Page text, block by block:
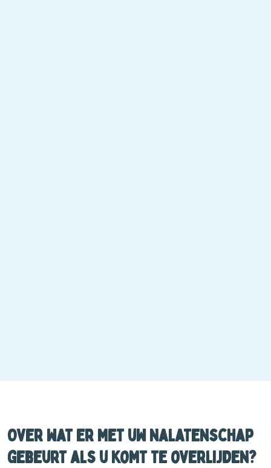
Over wat er met uw nalatenschap
gebeurt als u komt te overlijden?